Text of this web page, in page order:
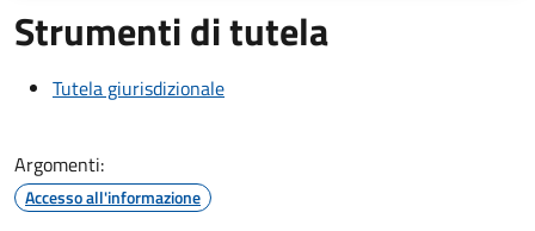
Strumenti di tutela
Tutela giurisdizionale
Argomenti:
Accesso all'informazione